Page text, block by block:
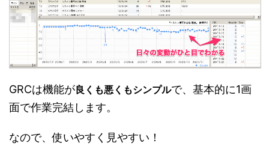
GRCは機能が良くも悪くもシンプルで、基本的に1画
面で作業完結します。
なので、使いやすく見やすい！